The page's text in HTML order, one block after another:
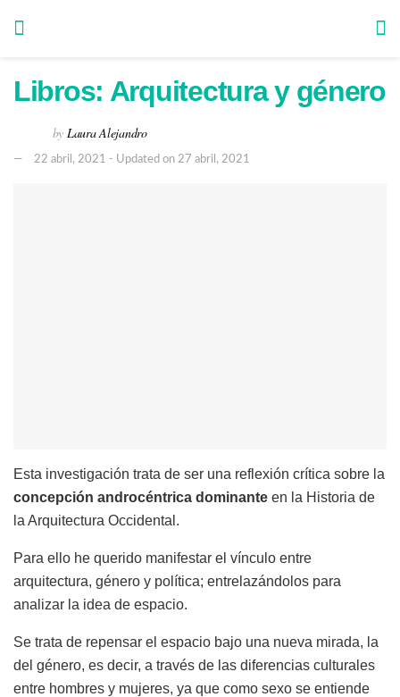
Libros: Arquitectura y género
by Laura Alejandro
22 abril, 2021 - Updated on 27 abril, 2021
Esta investigación trata de ser una reflexión crítica sobre la
concepción androcéntrica dominante en la Historia de
la Arquitectura Occidental.
Para ello he querido manifestar el vínculo entre
arquitectura, género y política; entrelazándolos para
analizar la idea de espacio.
Se trata de repensar el espacio bajo una nueva mirada, la
del género, es decir, a través de las diferencias culturales
entre hombres y mujeres, ya que como sexo se entiende